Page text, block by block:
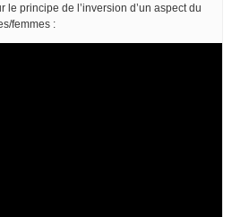
le principe de l’inversion d’un aspect du
femmes :